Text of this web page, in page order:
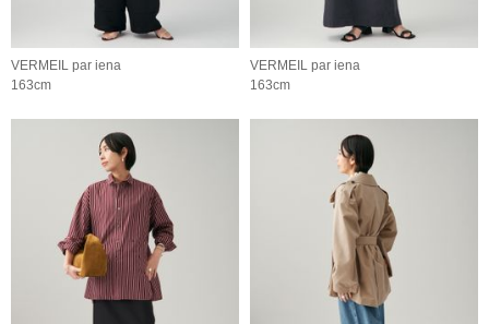
VERMEIL par iena
163cm
VERMEIL par iena
163cm